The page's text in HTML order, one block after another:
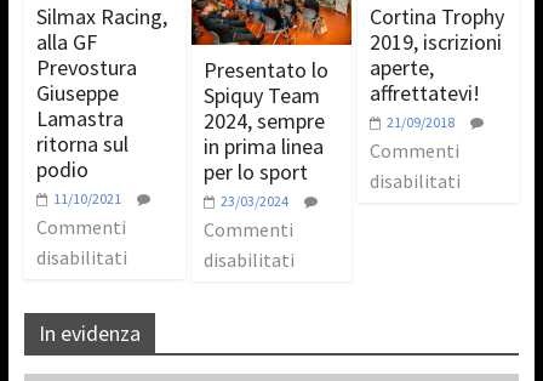
Silmax Racing,
alla GF
Prevostura
Giuseppe
Lamastra
ritorna sul
podio
11/10/2021
Commenti
disabilitati
Presentato lo
Spiquy Team
2024, sempre
in prima linea
per lo sport
23/03/2024
Commenti
disabilitati
Cortina Trophy
2019, iscrizioni
aperte,
affrettatevi!
21/09/2018
Commenti
disabilitati
In evidenza